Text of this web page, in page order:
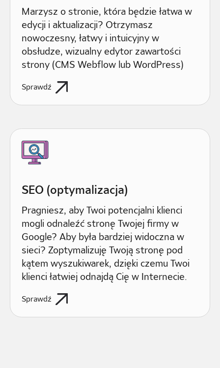
Marzysz o stronie, która będzie łatwa w
edycji i aktualizacji? Otrzymasz
nowoczesny, łatwy i intuicyjny w
obsłudze, wizualny edytor zawartości
strony (CMS Webflow lub WordPress)
Sprawdź
SEO (optymalizacja)
Pragniesz, aby Twoi potencjalni klienci
mogli odnaleźć stronę Twojej firmy w
Google? Aby była bardziej widoczna w
sieci? Zoptymalizuję Twoją stronę pod
kątem wyszukiwarek, dzięki czemu Twoi
klienci łatwiej odnajdą Cię w Internecie.
Sprawdź